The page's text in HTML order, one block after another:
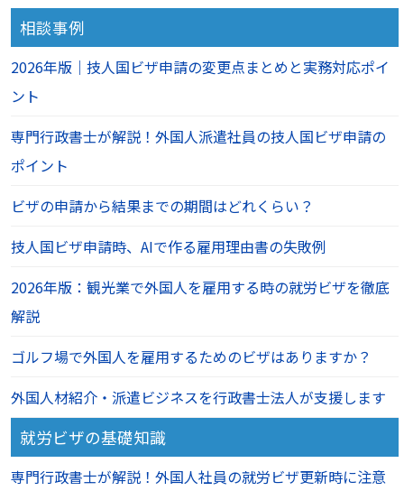
相談事例
2026年版｜技人国ビザ申請の変更点まとめと実務対応ポイ
ント
専門行政書士が解説！外国人派遣社員の技人国ビザ申請の
ポイント
ビザの申請から結果までの期間はどれくらい？
技人国ビザ申請時、AIで作る雇用理由書の失敗例
2026年版：観光業で外国人を雇用する時の就労ビザを徹底
解説
ゴルフ場で外国人を雇用するためのビザはありますか？
外国人材紹介・派遣ビジネスを行政書士法人が支援します
就労ビザの基礎知識
専門行政書士が解説！外国人社員の就労ビザ更新時に注意